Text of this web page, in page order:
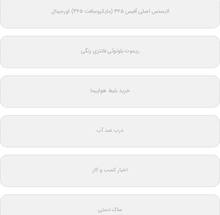
لایسنس اصلی آفیس ۳۶۵ (مایکروسافت ۳۶۵) اورجینال
ریموت بلوتوثی فانتزی رنگی
خرید بلیط هواپیما
درب ضد آب
اخبار کسب و کار
ساک دستی